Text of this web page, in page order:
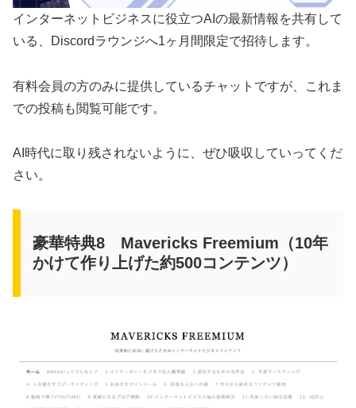
インターネットビジネスに役立つAIの最新情報を共有して
いる、Discordラウンジへ1ヶ月間限定で招待します。
有料会員の方のみに提供しているチャットですが、これま
での投稿も閲覧可能です。
AI時代に取り残されないように、ぜひ吸収していってくだ
さい。
豪華特典8 Mavericks Freemium（10年
かけて作り上げた約500コンテンツ）